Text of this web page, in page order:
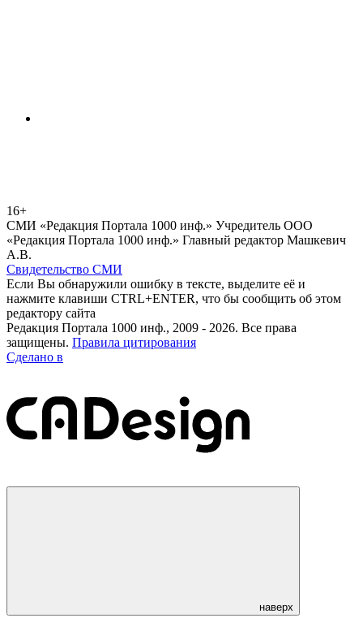
16+
СМИ «Редакция Портала 1000 инф.» Учредитель ООО
«Редакция Портала 1000 инф.» Главный редактор Машкевич
А.В.
Свидетельство СМИ
Если Вы обнаружили ошибку в тексте, выделите её и
нажмите клавиши CTRL+ENTER, что бы сообщить об этом
редактору сайта
Редакция Портала 1000 инф., 2009 - 2026. Все права
защищены. Правила цитирования
Сделано в
наверх